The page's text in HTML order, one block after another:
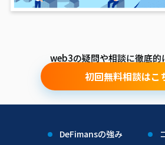
web3の疑問や相談に徹底的
初回無料相談はこ
DeFimansの強み